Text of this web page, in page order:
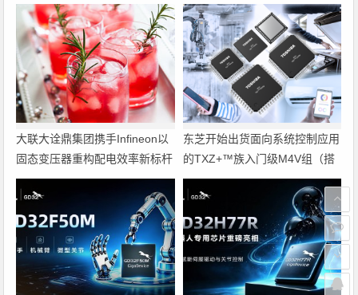
大联大诠鼎集团携手Infineon以
固态变压器重构配电效率新标杆
东芝开始出货面向系统控制应用
的TXZ+™族入门级M4V组（搭
载Arm Cortex‑M4内核的标准微
控制器）工程样品